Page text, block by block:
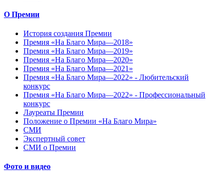
О Премии
История создания Премии
Премия «На Благо Мира—2018»
Премия «На Благо Мира—2019»
Премия «На Благо Мира—2020»
Премия «На Благо Мира—2021»
Премия «На Благо Мира—2022» - Любительский
конкурс
Премия «На Благо Мира—2022» - Профессиональный
конкурс
Лауреаты Премии
Положение о Премии «На Благо Мира»
СМИ
Экспертный совет
СМИ о Премии
Фото и видео